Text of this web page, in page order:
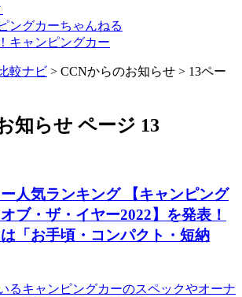
ングカーちゃんねる
キャンピングカー
較ナビ > CCNからのお知らせ > 13ペー
知らせ ページ 13
人気ランキング 【キャンピング
ブ・ザ・イヤー2022】を発表！
「お手頃・コンパクト・短納
るキャンピングカーのスペックやオーナ